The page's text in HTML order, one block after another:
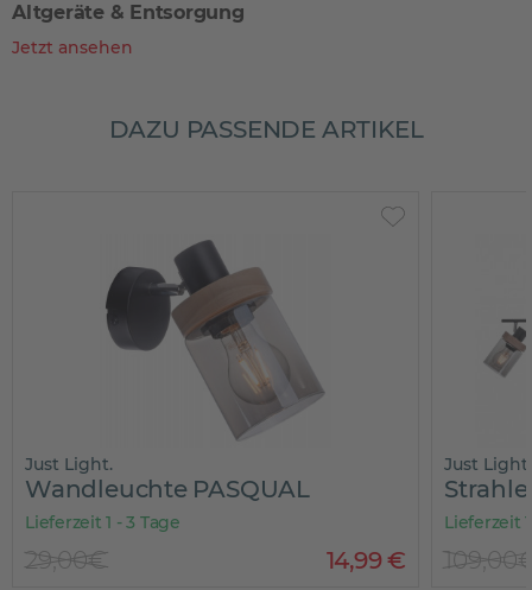
Altgeräte & Entsorgung
Jetzt ansehen
DAZU PASSENDE ARTIKEL
Just Light.
Wandleuchte PASQUAL
Lieferzeit 1 - 3 Tage
14,99€
29,00€
Just Light.
Lieferzeit